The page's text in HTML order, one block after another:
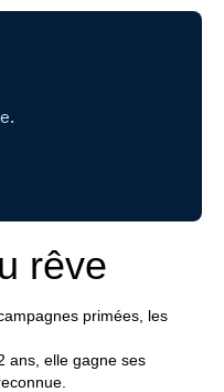
rêve
primées, les
ans, elle gagne ses